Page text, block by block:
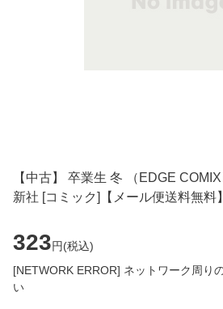
【中古】 卒業生 冬 （EDGE
新社 [コミック]【メール便送料無料】
323円(税込)
[NETWORK ERROR] ネットワーク周り
い